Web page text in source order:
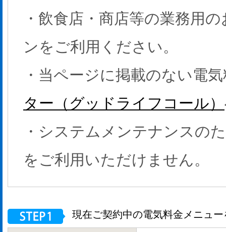
・飲食店・商店等の業務用
ンをご利用ください。
・当ページに掲載のない電
ター（グッドライフコール）
・システムメンテナンスの
をご利用いただけません。
現在ご契約中の電気料金メニュ